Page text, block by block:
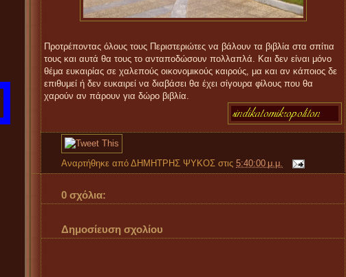
Προτρέποντας όλους τους Περιστεριώτες να βάλουν τα βιβλία στα σπίτια
τους και αυτά θα τους το ανταποδώσουν πολλαπλά. Και δεν είναι μόνο
θέμα ευκαιρίας σε χαλεπούς οικονομικούς καιρούς, μα και αν κάποιος δε
επιθυμεί ή δεν ευκαιρεί να διαβάσει θα έχει σίγουρα φίλους που θα
χαρούν αν πάρουν για δώρο βιβλία.
Αναρτήθηκε από ΔΗΜΗΤΡΗΣ ΨΥΚΟΣ στις 5:40:00 μ.μ.
0 σχόλια:
Δημοσίευση σχολίου